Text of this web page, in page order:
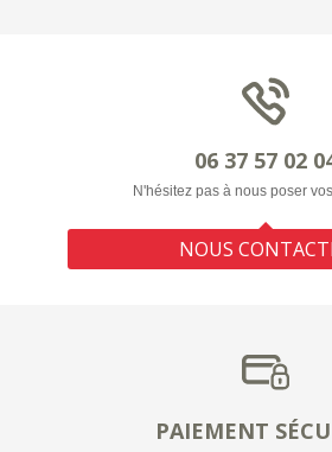
06 37 57 02
N'hésitez pas à nous poser
NOUS
PAIEMENT